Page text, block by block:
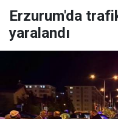
Erzurum'da
yaralandı